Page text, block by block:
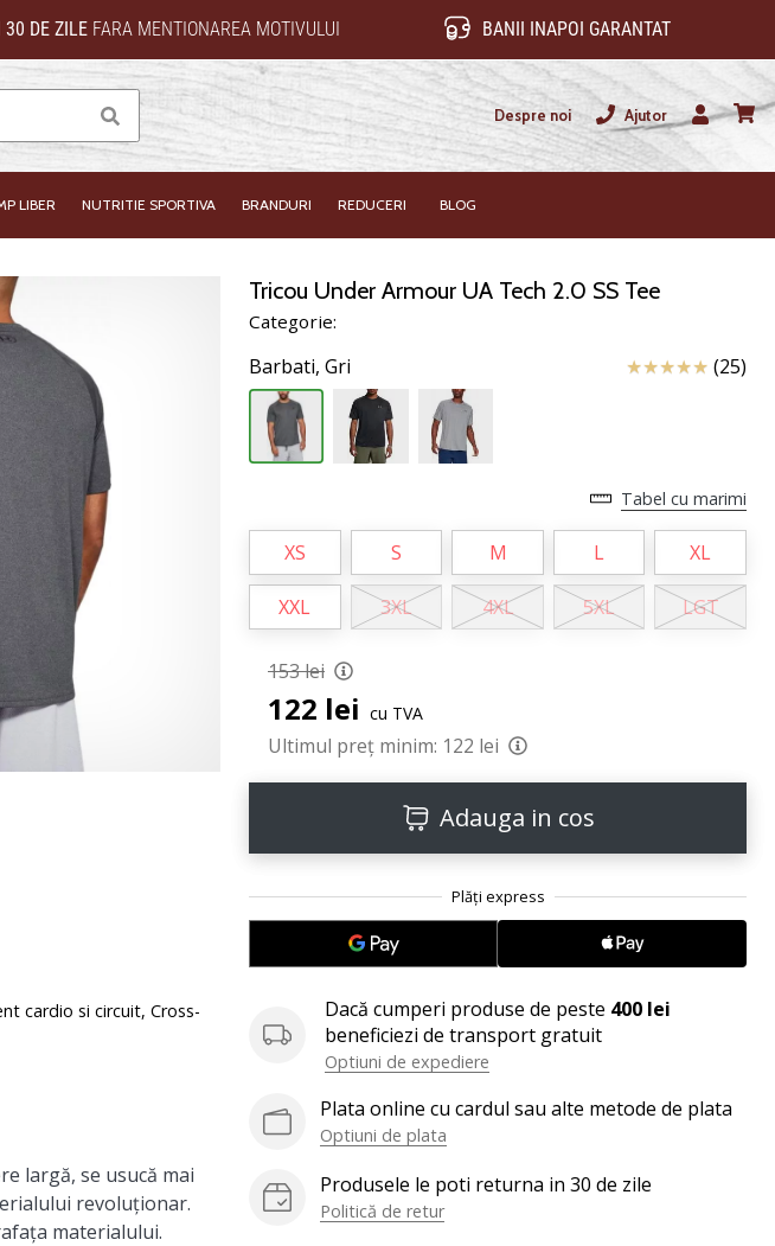
30 DE ZILEFARA MENTIONAREA MOTIVULUI BANII INAPOI GARANTAT
Cauta Despre noi
Ajutor
Utilizator
LIBER NUTRITIE SPORTIVA BRANDURI REDUCERI BLOG
Tricou Under Armour UA Tech 2.0 SS Tee
Categorie:
Barbati, Gri Review (25)
Tabel cu marimi
XS S M L XL
XXL 3XL 4XL 5XL LGT
153 lei
122 lei cu TVA
Ultimul preț minim: 122 lei
Adauga in cos
Dacă cumperi produse de peste 400 lei
beneficiezi de transport gratuit
Optiuni de expediere
Plata online cu cardul sau alte metode de plata
Optiuni de plata
Produsele le poti returna in 30 de zile
Politică de retur
cardio si circuit, Cross-
largă, se usucă mai
revoluționar.
materialului.